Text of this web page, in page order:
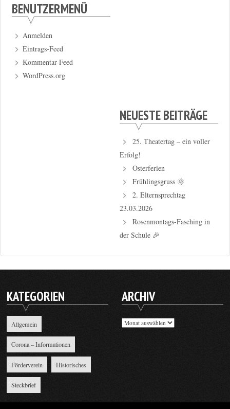
BENUTZERMENÜ
Anmelden
Eintrags-Feed
Kommentar-Feed
WordPress.org
NEUESTE BEITRÄGE
25. Theatertag – ein voller
Erfolg!
Osterferien
Frühlingsgruss 🌞
2. Elternsprechtag
23.03.2026
Rosenmontags-Fasching in
der Schule 🎉
KATEGORIEN
Allgemein
Corona – Informationen
Förderverein Historisches
Steckbrief
ARCHIV
Archiv